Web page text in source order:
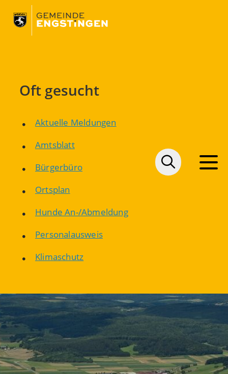
Oft gesucht
Aktuelle Meldungen
Amtsblatt
Bürgerbüro
Ortsplan
Hunde An-/Abmeldung
Personalausweis
Klimaschutz